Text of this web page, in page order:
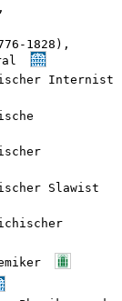
1828),
Internist
Slawist